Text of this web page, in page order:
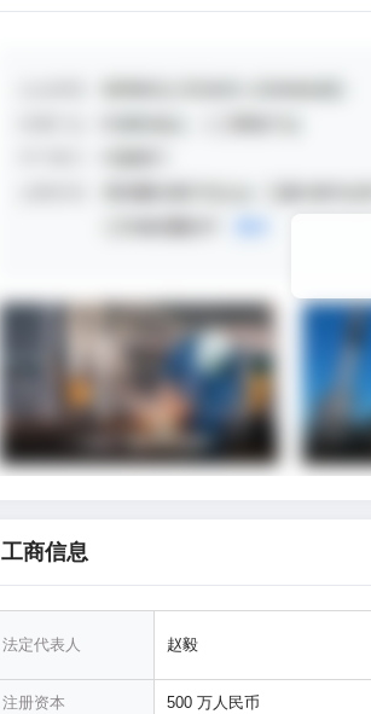
工商信息
法定代表人 赵毅
注册资本 500 万人民币